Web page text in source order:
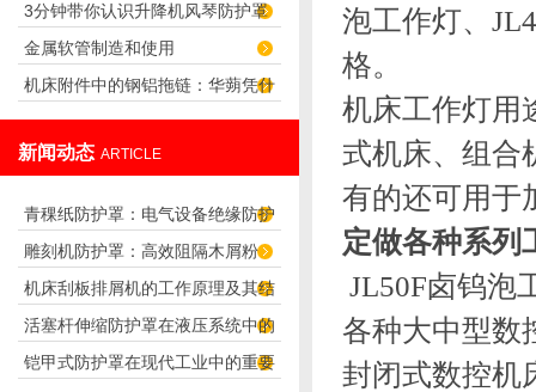
3分钟带你认识升降机风琴防护罩
金属软管制造和使用
机床附件中的钢铝拖链：华蒴凭什
新闻动态 ARTICLE
青稞纸防护罩：电气设备绝缘防护
专用方案
雕刻机防护罩：高效阻隔木屑粉
尘，守护设备精度与安全
机床刮板排屑机的工作原理及其结
构分析
活塞杆伸缩防护罩在液压系统中的
应用
铠甲式防护罩在现代工业中的重要
泡工作灯、
格。
机床工作灯用
式机床、组合
有的还可用于
定做各种系列
JL50F卤钨泡
各种大中型数
封闭式数控机